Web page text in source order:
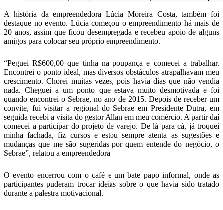
A história da empreendedora Lúcia Moreira Costa, também foi
destaque no evento. Lúcia começou o empreendimento há mais de
20 anos, assim que ficou desempregada e recebeu apoio de alguns
amigos para colocar seu próprio empreendimento.
“Peguei R$600,00 que tinha na poupança e comecei a trabalhar.
Encontrei o ponto ideal, mas diversos obstáculos atrapalhavam meu
crescimento. Chorei muitas vezes, pois havia dias que não vendia
nada. Cheguei a um ponto que estava muito desmotivada e foi
quando encontrei o Sebrae, no ano de 2015. Depois de receber um
convite, fui visitar a regional do Sebrae em Presidente Dutra, em
seguida recebi a visita do gestor Allan em meu comércio. A partir daí
comecei a participar do projeto de varejo. De lá para cá, já troquei
minha fachada, fiz cursos e estou sempre atenta as sugestões e
mudanças que me são sugeridas por quem entende do negócio, o
Sebrae”, relatou a empreendedora.
O evento encerrou com o café e um bate papo informal, onde as
participantes puderam trocar ideias sobre o que havia sido tratado
durante a palestra motivacional.